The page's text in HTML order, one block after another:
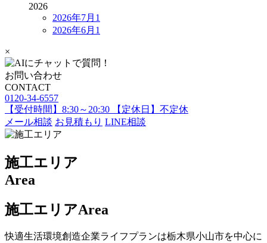
2026
2026年7月 1
2026年6月 1
×
お問い合わせ
CONTACT
0120-34-6557
【受付時間】8:30～20:30 【定休日】不定休
メール相談 お見積もり LINE相談
施工エリア
Area
施工エリアArea
快適生活環境創造企業ライフプランは栃木県小山市を中心に